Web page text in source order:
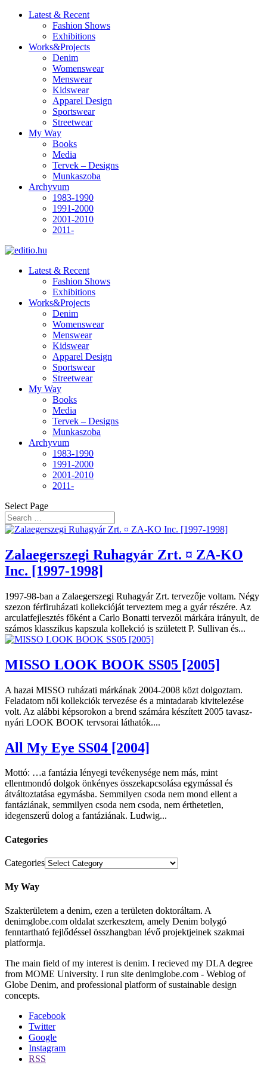
Latest & Recent
Fashion Shows
Exhibitions
Works&Projects
Denim
Womenswear
Menswear
Kidswear
Apparel Design
Sportswear
Streetwear
My Way
Books
Media
Tervek – Designs
Munkaszoba
Archyvum
1983-1990
1991-2000
2001-2010
2011-
Latest & Recent
Fashion Shows
Exhibitions
Works&Projects
Denim
Womenswear
Menswear
Kidswear
Apparel Design
Sportswear
Streetwear
My Way
Books
Media
Tervek – Designs
Munkaszoba
Archyvum
1983-1990
1991-2000
2001-2010
2011-
Select Page
Zalaegerszegi Ruhagyár Zrt. ¤ ZA-KO
Inc. [1997-1998]
1997-98-ban a Zalaegerszegi Ruhagyár Zrt. tervezője voltam. Négy
szezon férfiruházati kollekcióját terveztem meg a gyár részére. Az
arculatfejlesztés főként a Carlo Bonatti tervezői márkára irányult, de
számos klasszikus kapszula kollekció is született P. Sullivan és...
MISSO LOOK BOOK SS05 [2005]
A hazai MISSO ruházati márkának 2004-2008 közt dolgoztam.
Feladatom női kollekciók tervezése és a mintadarab kivitelezése
volt. Az alábbi képsorokon a brend számára készített 2005 tavasz-
nyári LOOK BOOK tervsorai láthatók....
All My Eye SS04 [2004]
Mottó: …a fantázia lényegi tevékenysége nem más, mint
ellentmondó dolgok önkényes összekapcsolása egymással és
átváltoztatása egymásba. Semmilyen csoda nem mond ellent a
fantáziának, semmilyen csoda nem csoda, nem érthetetlen,
idegenszerű dolog a fantáziának. Ludwig...
Categories
Categories
My Way
Szakterületem a denim, ezen a területen doktoráltam. A
denimglobe.com oldalat szerkesztem, amely Denim bolygó
fenntartható fejlődéssel összhangban lévő projektjeinek szakmai
platformja.
The main field of my interest is denim. I recieved my DLA degree
from MOME University. I run site denimglobe.com - Weblog of
Globe Denim, and professional platform of sustainable design
concepts.
Facebook
Twitter
Google
Instagram
RSS